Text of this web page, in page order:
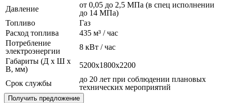
Давление
от 0,05 до 2,5 МПа (в спец исполнении
до 14 МПа)
Топливо
Газ
Расход топлива
435 м³ / час
Потребление
электроэнергии
8 кВт / час
Габариты (Д x Ш x
В, мм)
5200x1800x2200
Срок службы
до 20 лет при соблюдении плановых
технических мероприятий
Получить предложение